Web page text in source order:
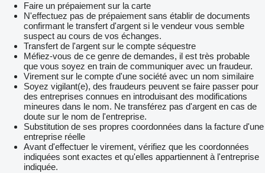
Faire un prépaiement sur la carte
N'effectuez pas de prépaiement sans établir de documents
confirmant le transfert d'argent si le vendeur vous semble
suspect au cours de vos échanges.
Transfert de l'argent sur le compte séquestre
Méfiez-vous de ce genre de demandes, il est très probable
que vous soyez en train de communiquer avec un fraudeur.
Virement sur le compte d'une société avec un nom similaire
Soyez vigilant(e), des fraudeurs peuvent se faire passer pour
des entreprises connues en introduisant des modifications
mineures dans le nom. Ne transférez pas d'argent en cas de
doute sur le nom de l'entreprise.
Substitution de ses propres coordonnées dans la facture d'une
entreprise réelle
Avant d'effectuer le virement, vérifiez que les coordonnées
indiquées sont exactes et qu'elles appartiennent à l'entreprise
indiquée.